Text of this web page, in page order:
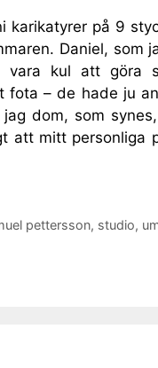
på 9
Daniel, som
kul att göra
– de hade ju
dom, som
att mitt personliga
pettersson, studio,